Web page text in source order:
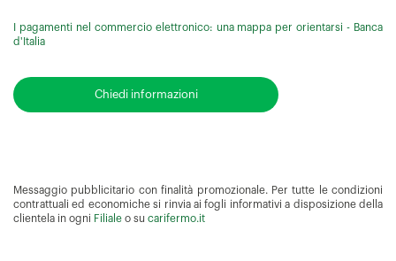
I pagamenti nel commercio elettronico: una mappa per orientarsi - Banca
d'Italia
Chiedi informazioni
Messaggio pubblicitario con finalità promozionale. Per tutte le condizioni
contrattuali ed economiche si rinvia ai fogli informativi a disposizione della
clientela in ogni Filiale o su carifermo.it